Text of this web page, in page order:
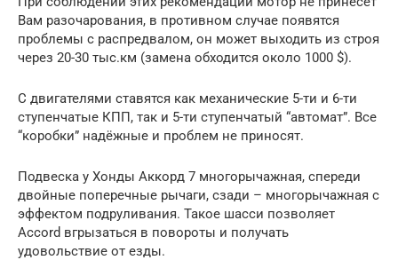
Вам разочарования, в противном случае появятся
проблемы с распредвалом, он может выходить из строя
через 20-30 тыс.км (замена обходится около 1000 $).
С двигателями ставятся как механические 5-ти и 6-ти
ступенчатые КПП, так и 5-ти ступенчатый “автомат”. Все
“коробки” надёжные и проблем не приносят.
Подвеска у Хонды Аккорд 7 многорычажная, спереди
двойные поперечные рычаги, сзади – многорычажная с
эффектом подруливания. Такое шасси позволяет
Accord вгрызаться в повороты и получать
удовольствие от езды.